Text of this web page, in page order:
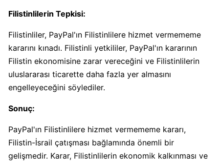
Boykot
mu?
Cheetos
Sahibi
Kim?
Boykot
mu?
Calve
Filistinlilerin Tepkisi:
Filistinliler, PayPal'ın Filistinlilere hizmet vermememe
kararını kınadı. Filistinli yetkililer, PayPal'ın kararının
Filistin ekonomisine zarar vereceğini ve Filistinlilerin
uluslararası ticarette daha fazla yer almasını
engelleyeceğini söylediler.
Sonuç:
PayPal'ın Filistinlilere hizmet vermememe kararı,
Filistin-İsrail çatışması bağlamında önemli bir
gelişmedir. Karar, Filistinlilerin ekonomik kalkınması ve